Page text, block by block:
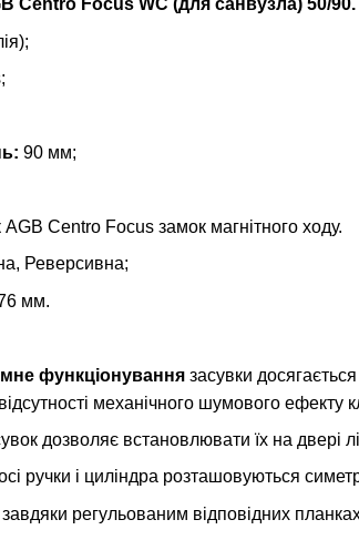
Centro Focus WC (для санвузла) 50/90.
90 мм;
Centro Focus замок магнітного ходу.
Реверсивна;
мм.
функціонування засувки
відсутності механічного шумового ефекту
дозволяє встановлювати їх на двері
ручки і циліндра розташовуються
завдяки регульованим відповідних